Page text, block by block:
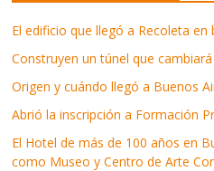
El edificio que llegó a Recoleta en
Construyen un túnel que
Origen y cuándo llegó a Buenos
Abrió la inscripción a Formación
El Hotel de más de 100 años en
como Museo y Centro de Arte